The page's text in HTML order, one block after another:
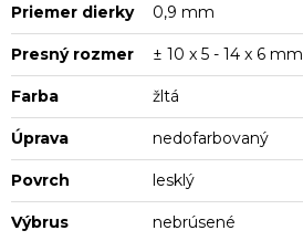
Priemer dierky 0,9 mm
Presný rozmer ± 10 x 5 - 14 x 6 mm
Farba žltá
Úprava nedofarbovaný
Povrch lesklý
Výbrus nebrúsené